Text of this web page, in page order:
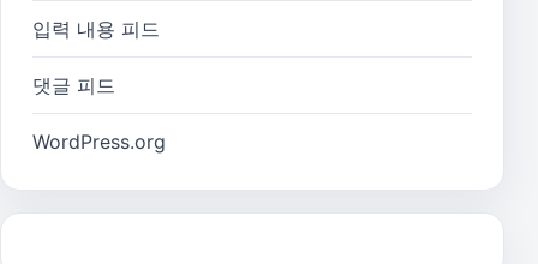
입력 내용 피드
댓글 피드
WordPress.org